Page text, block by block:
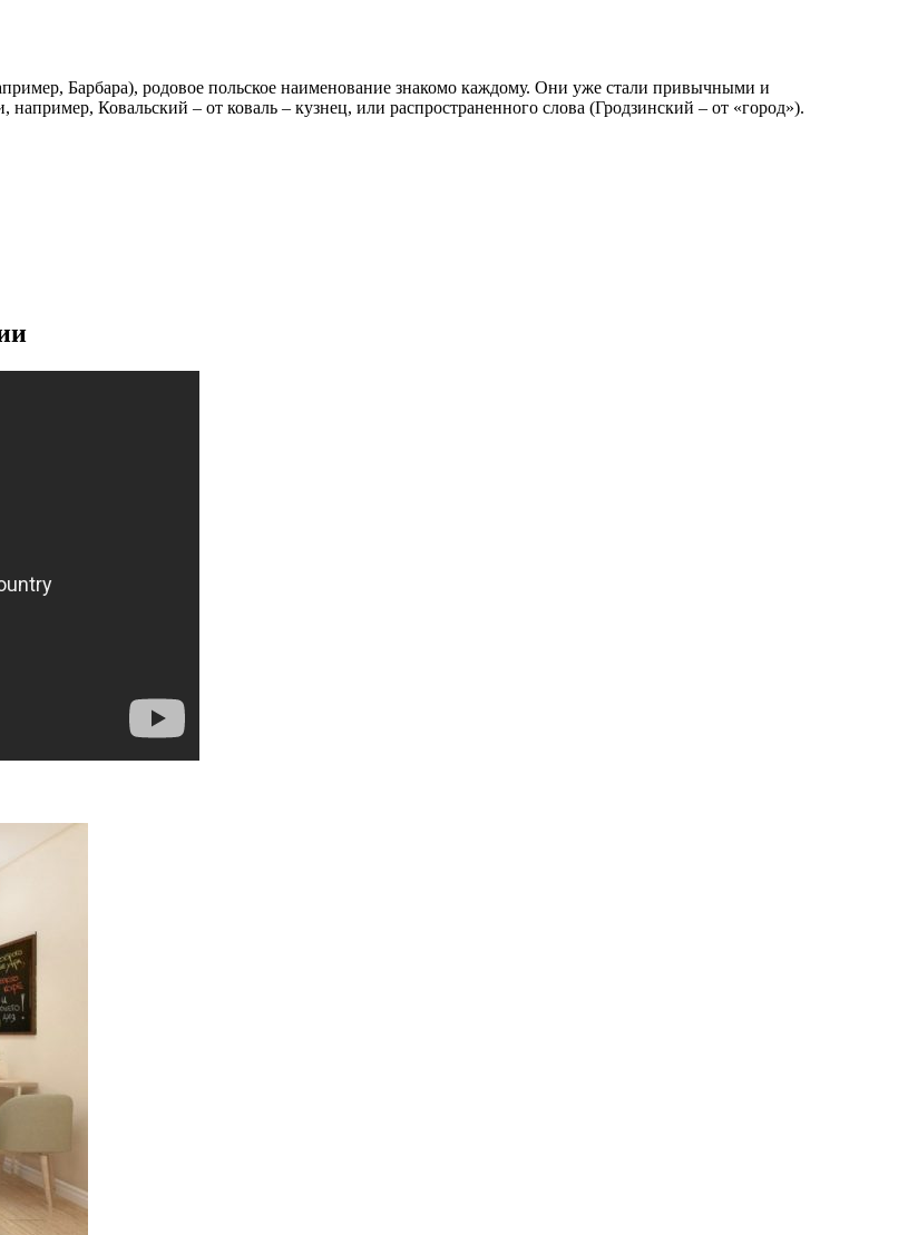
Барбара), родовое польское наименование знакомо каждому. Они уже стали привычными и
Ковальский – от коваль – кузнец, или распространенного слова (Гродзинский – от «город»).